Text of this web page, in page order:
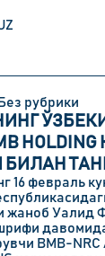
рубрики
БИЛАН
16 февраль
жаноб Уалид
BMB-